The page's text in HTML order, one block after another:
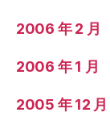
2006 年 2 月
2006 年 1 月
2005 年 12 月